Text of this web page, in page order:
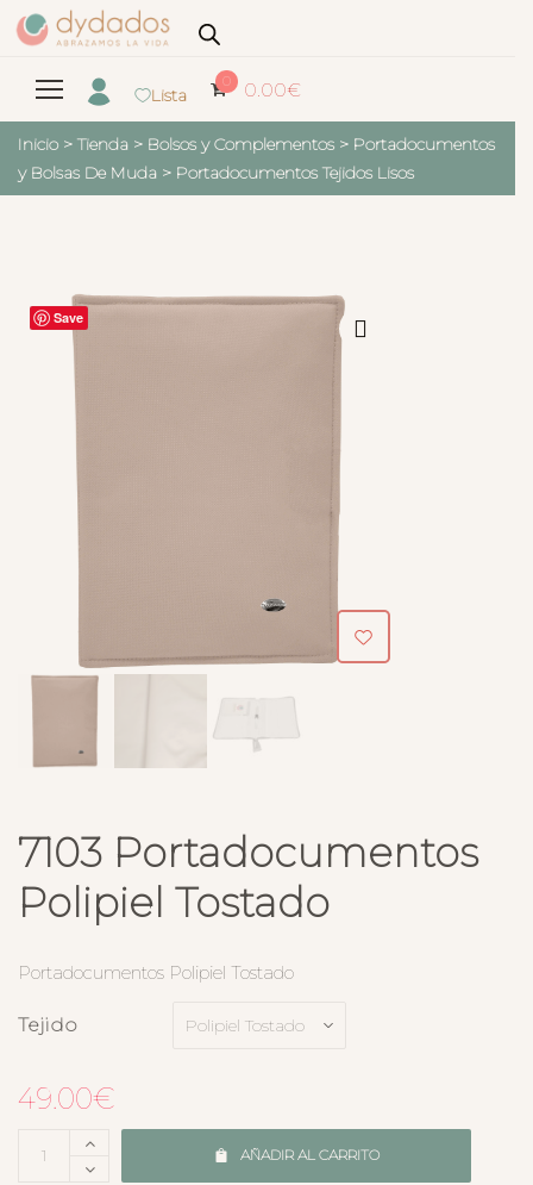
Lista
0 0.00€
Inicio > Tienda > Bolsos y Complementos > Portadocumentos
y Bolsas De Muda > Portadocumentos Tejidos Lisos
Save
7103 Portadocumentos
Polipiel Tostado
Portadocumentos Polipiel Tostado
Tejido
49.00€
AÑADIR AL CARRITO